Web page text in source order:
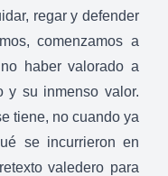
regar y defender
comenzamos a
haber valorado a
y su inmenso valor.
tiene, no cuando ya
se incurrieron en
valedero para